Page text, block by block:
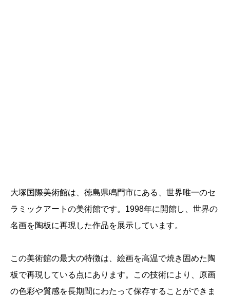
大塚国際美術館は、徳島県鳴門市にある、世界唯一のセ
ラミックアートの美術館です。1998年に開館し、世界の
名画を陶板に再現した作品を展示しています。
この美術館の最大の特徴は、絵画を高温で焼き固めた陶
板で再現している点にあります。この技術により、原画
の色彩や質感を長期間にわたって保存することができま